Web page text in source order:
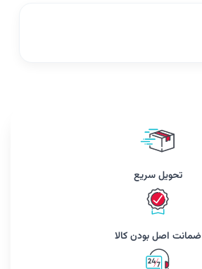
تحویل سریع
ضمانت اصل بودن کالا